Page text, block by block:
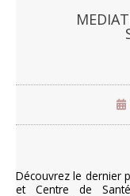
Découvrez le dernier
et Centre de